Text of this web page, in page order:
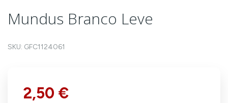
Mundus Branco Leve
SKU: GFC1124061
2,50 €